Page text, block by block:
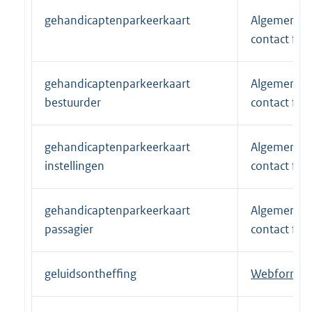
n
k
gehandicaptenparkeerkaart
Algemene
contact
gehandicaptenparkeerkaart
bestuurder
Algemene
contact
gehandicaptenparkeerkaart
instellingen
Algemene
contact
gehandicaptenparkeerkaart
passagier
Algemene
contact
geluidsontheffing
E
x